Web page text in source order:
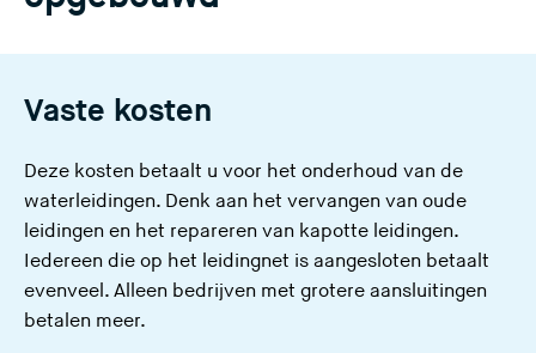
Vaste kosten
Deze kosten betaalt u voor het onderhoud van de
waterleidingen. Denk aan het vervangen van oude
leidingen en het repareren van kapotte leidingen.
Iedereen die op het leidingnet is aangesloten betaalt
evenveel. Alleen bedrijven met grotere aansluitingen
betalen meer.